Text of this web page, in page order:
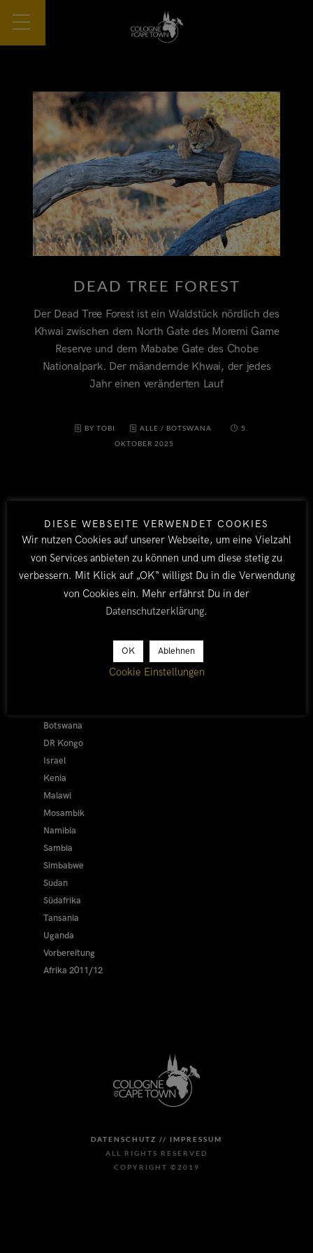
DEAD TREE FOREST
Der Dead Tree Forest ist ein Waldstück nördlich des
Khwai zwischen dem North Gate des Moremi Game
Reserve und dem Mababe Gate des Chobe
Nationalpark. Der mäandernde Khwai, der jedes
Jahr einen veränderten Lauf
BY TOBI ALLE / BOTSWANA
5.
OKTOBER 2025
LÄNDER
Botswana
DR Kongo
Israel
Kenia
Malawi
Mosambik
Namibia
Sambia
Simbabwe
Sudan
Südafrika
Tansania
Uganda
Vorbereitung
Afrika 2011/12
DATENSCHUTZ // IMPRESSUM
ALL RIGHTS RESERVED
COPYRIGHT ©2019
DIESE WEBSEITE VERWENDET COOKIES
Wir nutzen Cookies auf unserer Webseite, um eine Vielzahl
von Services anbieten zu können und um diese stetig zu
verbessern. Mit Klick auf „OK“ willigst Du in die Verwendung
von Cookies ein. Mehr erfährst Du in der
Datenschutzerklärung.
OK Ablehnen
Cookie Einstellungen